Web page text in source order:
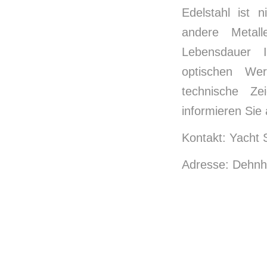
Edelstahl ist
andere
optischen
technische
informieren Sie
Kontakt: Yacht
Adresse: